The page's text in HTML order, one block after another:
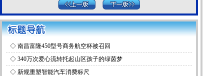
◇ 南昌富隆450型号商务航空杯被召回
◇ 340万次爱心流转托起山区孩子的绿茵梦
◇ 新规重塑智能汽车消费标尺